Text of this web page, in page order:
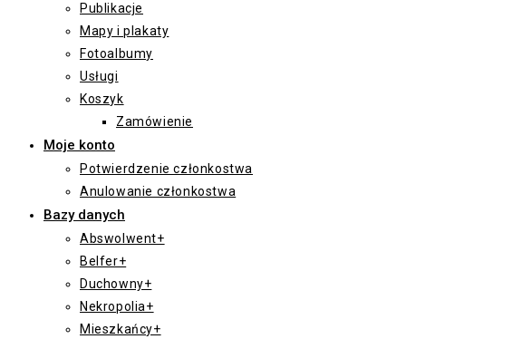
Publikacje
Mapy i plakaty
Fotoalbumy
Usługi
Koszyk
Zamówienie
Moje konto
Potwierdzenie członkostwa
Anulowanie członkostwa
Bazy danych
Abswolwent+
Belfer+
Duchowny+
Nekropolia+
Mieszkańcy+